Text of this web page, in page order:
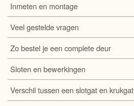
Inmeten en montage
Veel gestelde vragen
Zo bestel je een complete deur
Sloten en bewerkingen
Verschil tussen een slotgat en krukgat